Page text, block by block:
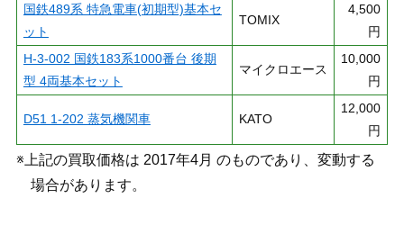
国鉄489系 特急電車(初期型)基本セ
ット
TOMIX
4,500
円
H-3-002 国鉄183系1000番台 後期
型 4両基本セット
マイクロエース
10,000
円
D51 1-202 蒸気機関車 KATO
12,000
円
※上記の買取価格は 2017年4月 のものであり、変動する
場合があります。